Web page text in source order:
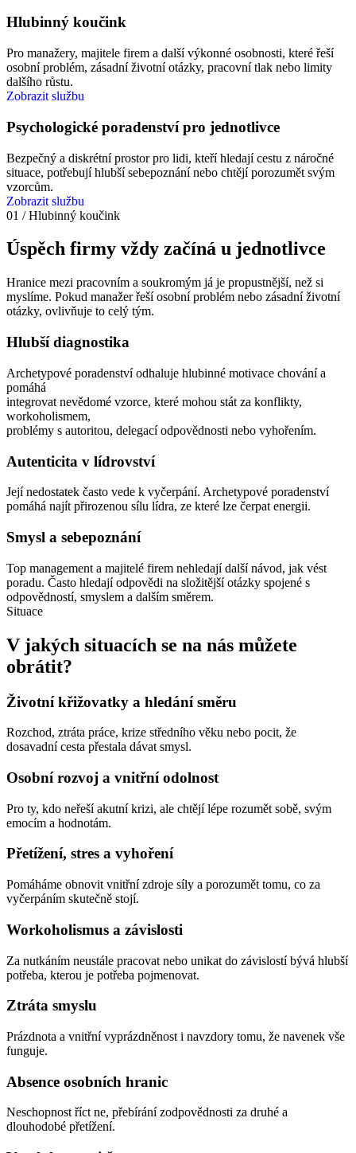
Hlubinný koučink
Pro manažery, majitele firem a další výkonné osobnosti, které řeší
osobní problém, zásadní životní otázky, pracovní tlak nebo limity
dalšího růstu.
Zobrazit službu
Psychologické poradenství pro jednotlivce
Bezpečný a diskrétní prostor pro lidi, kteří hledají cestu z náročné
situace, potřebují hlubší sebepoznání nebo chtějí porozumět svým
vzorcům.
Zobrazit službu
01 / Hlubinný koučink
Úspěch firmy vždy začíná u jednotlivce
Hranice mezi pracovním a soukromým já je propustnější, než si
myslíme. Pokud manažer řeší osobní problém nebo zásadní životní
otázky, ovlivňuje to celý tým.
Hlubší diagnostika
Archetypové poradenství odhaluje hlubinné motivace chování a
pomáhá
integrovat nevědomé vzorce, které mohou stát za konflikty,
workoholismem,
problémy s autoritou, delegací odpovědnosti nebo vyhořením.
Autenticita v lídrovství
Její nedostatek často vede k vyčerpání. Archetypové poradenství
pomáhá najít přirozenou sílu lídra, ze které lze čerpat energii.
Smysl a sebepoznání
Top management a majitelé firem nehledají další návod, jak vést
poradu. Často hledají odpovědi na složitější otázky spojené s
odpovědností, smyslem a dalším směrem.
Situace
V jakých situacích se na nás můžete
obrátit?
Životní křižovatky a hledání směru
Rozchod, ztráta práce, krize středního věku nebo pocit, že
dosavadní cesta přestala dávat smysl.
Osobní rozvoj a vnitřní odolnost
Pro ty, kdo neřeší akutní krizi, ale chtějí lépe rozumět sobě, svým
emocím a hodnotám.
Přetížení, stres a vyhoření
Pomáháme obnovit vnitřní zdroje síly a porozumět tomu, co za
vyčerpáním skutečně stojí.
Workoholismus a závislosti
Za nutkáním neustále pracovat nebo unikat do závislostí bývá hlubší
potřeba, kterou je potřeba pojmenovat.
Ztráta smyslu
Prázdnota a vnitřní vyprázdněnost i navzdory tomu, že navenek vše
funguje.
Absence osobních hranic
Neschopnost říct ne, přebírání zodpovědnosti za druhé a
dlouhodobé přetížení.